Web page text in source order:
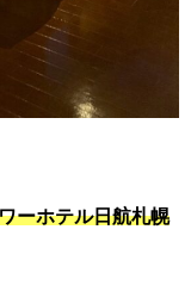
ーホテル日航札幌